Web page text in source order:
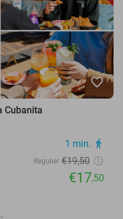
favorite_border
Cubanita
1 min. directions_walk
Regulier €19,50
€17,50